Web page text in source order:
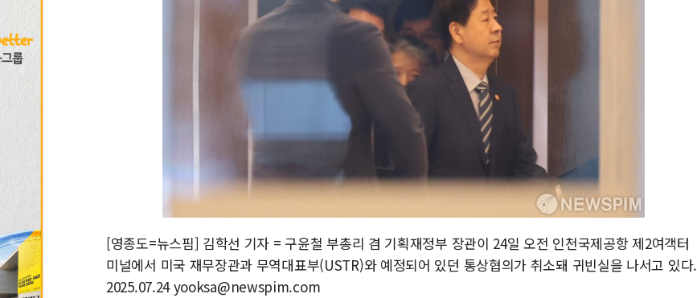
[영종도=뉴스핌] 김학선 기자 = 구윤철 부총리 겸 기획재정부 장관이 24일 오전 인천국제공항 제2여객터
미널에서 미국 재무장관과 무역대표부(USTR)와 예정되어 있던 통상협의가 취소돼 귀빈실을 나서고 있다.
2025.07.24 yooksa@newspim.com